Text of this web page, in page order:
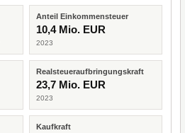
Anteil Einkommensteuer
10,4 Mio. EUR
2023
Realsteueraufbringungskraft
23,7 Mio. EUR
2023
Kaufkraft